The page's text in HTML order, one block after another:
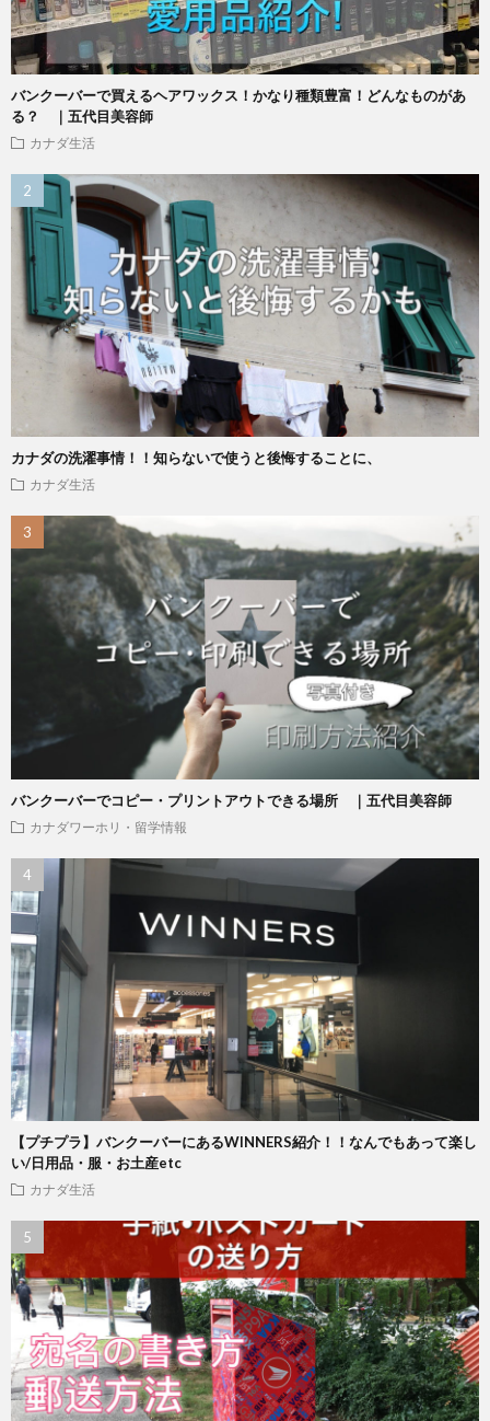
バンクーバーで買えるヘアワックス！かなり種類豊富！どんなものがあ
る？ ｜五代目美容師
カナダ生活
カナダの洗濯事情！！知らないで使うと後悔することに、
カナダ生活
バンクーバーでコピー・プリントアウトできる場所 ｜五代目美容師
カナダワーホリ・留学情報
【プチプラ】バンクーバーにあるWINNERS紹介！！なんでもあって楽し
い/日用品・服・お土産etc
カナダ生活